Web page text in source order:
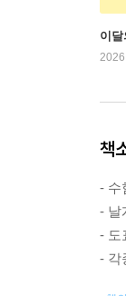
이
책
- 수
- 날
- 도
- 각